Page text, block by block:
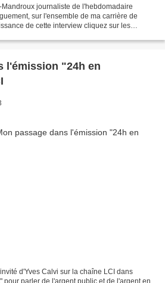
journaliste de l'hebdomadaire
sur l'ensemble de ma carrière de
de cette interview cliquez sur les
l'émission "24h en
d'Yves Calvi sur la chaîne LCI dans
pour parler de l'argent public et de l'argent en